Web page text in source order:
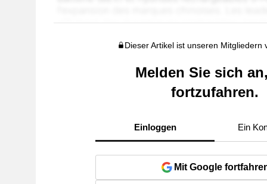
Dieser Artikel ist unseren Mitgliedern
Melden Sie sich
fortzufahren.
Einloggen Ein
Mit Google